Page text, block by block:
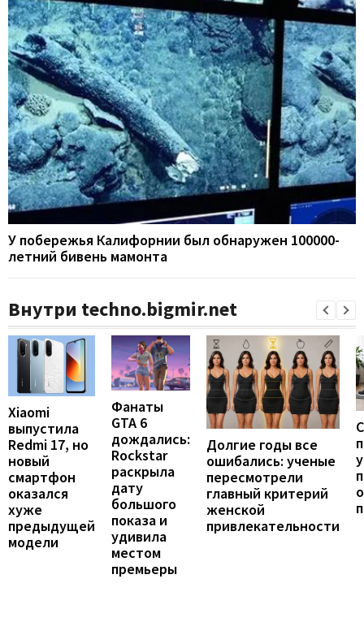
У побережья Калифорнии был обнаружен 100000-
летний бивень мамонта
Внутри techno.bigmir.net
Xiaomi
выпустила
Redmi 17, но
новый
смартфон
оказался
хуже
предыдущей
модели
Фанаты
GTA 6
дождались:
Rockstar
раскрыла
дату
большого
показа и
удивила
местом
премьеры
Долгие годы все
ошибались: ученые
пересмотрели
главный критерий
женской
привлекательности